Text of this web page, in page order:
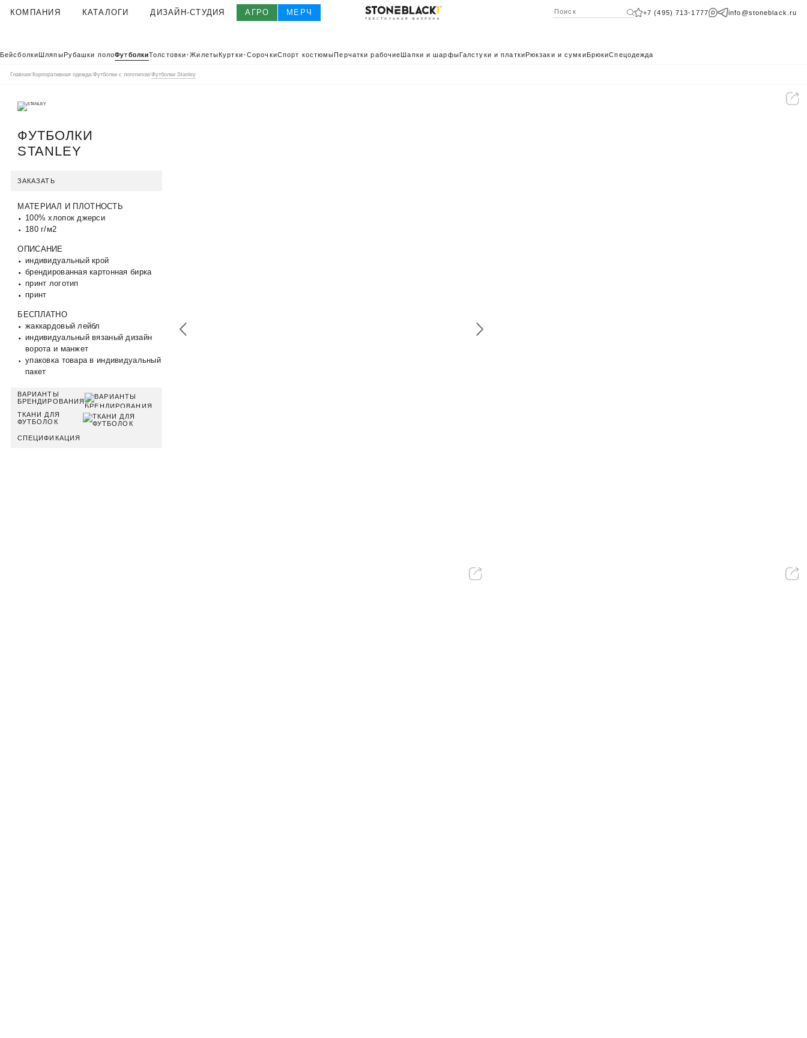
КОМПАНИЯ
О КОМПАНИИ
КЛИЕНТЫ
ПОЛЬЗОВАТЕЛЬСКОЕ СОГЛАШЕНИЕ
ГАРАНТИИ И КАЧЕСТВО
ВАКАНСИИ
КОНТАКТЫ
КАТАЛОГИ ДИЗАЙН-СТУДИЯ АГРО МЕРЧ +7 (495) 713-1777 info@stoneblack.ru
БейсболкиШляпыРубашки полоФутболкиТолстовки ▼ ЖилетыКуртки ▼ СорочкиСпорт костюмыПерчатки рабочиеШапки и шарфыГалстуки и платкиРюкзаки и сумкиБрюкиСпецодежда
Главная/ Корпоративная одежда/Футболки с логотипом/Футболки Stanley
ФУТБОЛКИ
STANLEY
ЗАКАЗАТЬ
МАТЕРИАЛ И ПЛОТНОСТЬ
100% хлопок джерси
180 г/м2
ОПИСАНИЕ
индивидуальный крой
брендированная картонная бирка
принт логотип
принт
БЕСПЛАТНО
жаккардовый лейбл
индивидуальный вязаный дизайн
ворота и манжет
упаковка товара в индивидуальный
пакет
ВАРИАНТЫ
БРЕНДИРОВАНИЯ
ТКАНИ ДЛЯ
ФУТБОЛОК
СПЕЦИФИКАЦИЯ